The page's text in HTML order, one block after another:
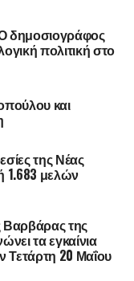
δημοσιογράφος
πολιτική στο
και
της Νέας
1.683 μελών
της
τα εγκαίνια
Τετάρτη 20 Μαΐου